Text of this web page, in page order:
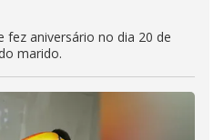
fez aniversário no dia 20 de
marido.